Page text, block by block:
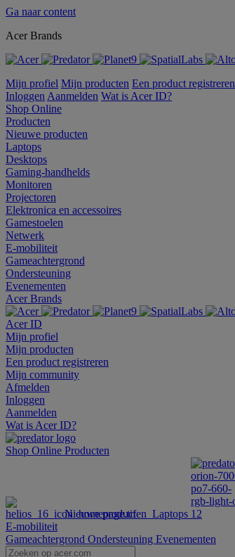
Ga naar content
Acer Brands
Mijn profiel Mijn producten Een product registreren
Inloggen Aanmelden Wat is Acer ID?
Shop Online
Producten
Nieuwe producten
Laptops
Desktops
Gaming-handhelds
Monitoren
Projectoren
Elektronica en accessoires
Gamestoelen
Netwerk
E-mobiliteit
Gameachtergrond
Ondersteuning
Evenementen
Acer Brands
Acer ID
Mijn profiel
Mijn producten
Een product registreren
Mijn community
Afmelden
Inloggen
Aanmelden
Wat is Acer ID?
Shop Online Producten
Nieuwe producten Laptops
E-mobiliteit
Gameachtergrond Ondersteuning Evenementen